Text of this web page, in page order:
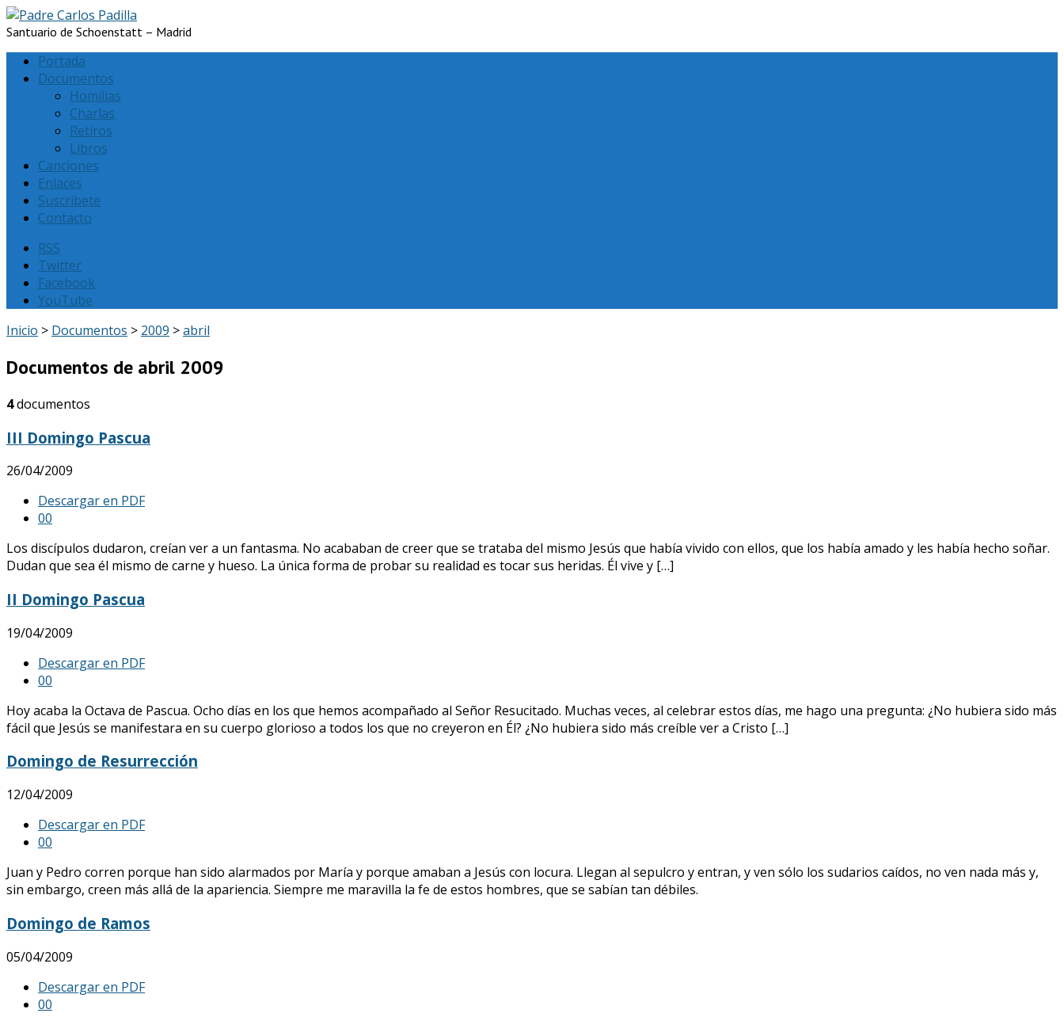
Santuario de Schoenstatt – Madrid
Portada
Documentos
Homilias
Charlas
Retiros
Libros
Canciones
Enlaces
Suscríbete
Contacto
RSS
Twitter
Facebook
YouTube
Inicio > Documentos > 2009 >abril
Documentos de abril 2009
4documentos
III Domingo Pascua
26/04/2009
Descargar en PDF
00
Los discípulos dudaron, creían ver a un fantasma. No acababan de creer que se trataba del mismo Jesús que había vivido con ellos, que los había amado y les había hecho soñar.
Dudan que sea él mismo de carne y hueso. La única forma de probar su realidad es tocar sus heridas. Él vive y […]
II Domingo Pascua
19/04/2009
Descargar en PDF
00
Hoy acaba la Octava de Pascua. Ocho días en los que hemos acompañado al Señor Resucitado. Muchas veces, al celebrar estos días, me hago una pregunta: ¿No hubiera sido más
fácil que Jesús se manifestara en su cuerpo glorioso a todos los que no creyeron en Él? ¿No hubiera sido más creíble ver a Cristo […]
Domingo de Resurrección
12/04/2009
Descargar en PDF
00
Juan y Pedro corren porque han sido alarmados por María y porque amaban a Jesús con locura. Llegan al sepulcro y entran, y ven sólo los sudarios caídos, no ven nada más y,
sin embargo, creen más allá de la apariencia. Siempre me maravilla la fe de estos hombres, que se sabían tan débiles.
Domingo de Ramos
05/04/2009
Descargar en PDF
00